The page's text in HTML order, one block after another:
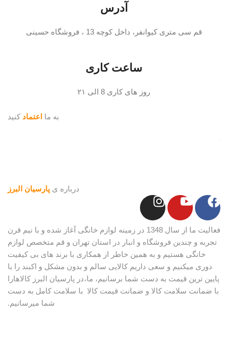
آدرس
قم سی متری کیوانفر، داخل کوچه 13 ، فروشگاه حسینی
ساعت کاری
روز های کاری 8 الی ۲۱
درباره ی پارسیان البرز
فعالیت ما از سال 1348 در زمینه لوازم خانگی آغاز شده و با نیم قرن
تجربه و چندین فروشگاه و انبار در استان تهران و قم متخصص لوازم
خانگی هستیم و به همین خاطر از همکاری با برند های بی کیفیت
دوری میکنیم و سعی داریم کالایی سالم و بدون مشکل و اکبند را با
پایین ترین قیمت به دست شما برسانیم، ما،در پارسیان البرز کالاهارا
با ضمانت سلامت کالا و ضمانت قیمت کالا با سلامت کامل به دست
شما میرسانیم.
به ما اعتماد کنید